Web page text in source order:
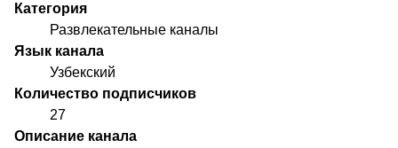
Категория
Развлекательные каналы
Язык канала
Узбекский
Количество подписчиков
27
Описание канала